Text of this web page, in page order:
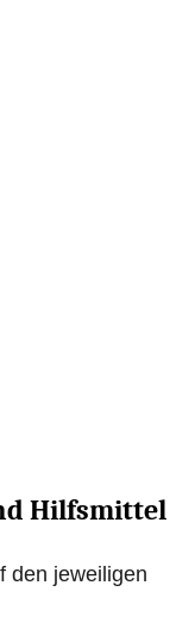
Hilfsmittel
den jeweiligen